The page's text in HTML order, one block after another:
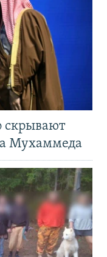
скрывают
Мухаммеда